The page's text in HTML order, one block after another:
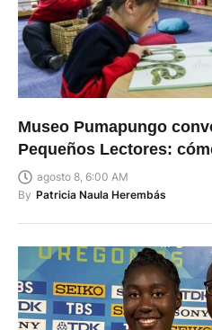
Museo Pumapungo
Pequeños Lectores:
agosto 8, 6:00 AM
By Patricia Naula Herembás